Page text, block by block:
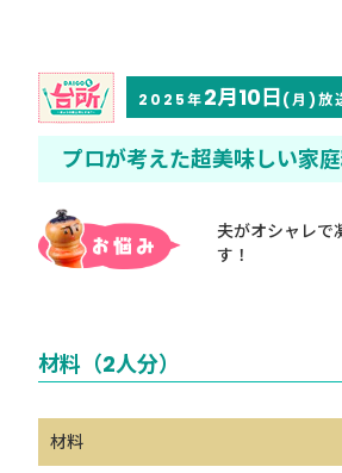
2025年2月10日(月)放
プロが考えた超美味しい家
夫がオシャレで
す！
材料（2人分）
材料